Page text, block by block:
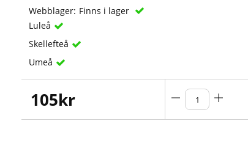
Webblager: Finns i lager
Luleå
Skellefteå
Umeå
105kr